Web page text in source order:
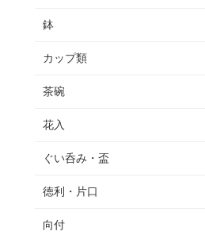
鉢
カップ類
茶碗
花入
ぐい呑み・盃
徳利・片口
向付